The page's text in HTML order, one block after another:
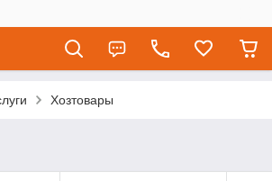
Хозтовары